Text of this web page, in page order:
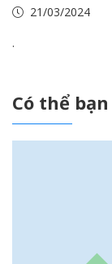
21/03/2024
.
Có thể